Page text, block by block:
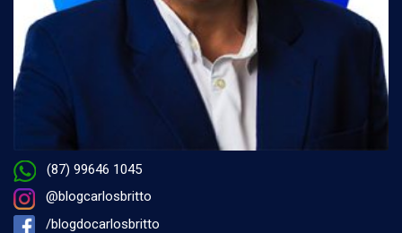
(87) 99646 1045
@blogcarlosbritto
/blogdocarlosbritto